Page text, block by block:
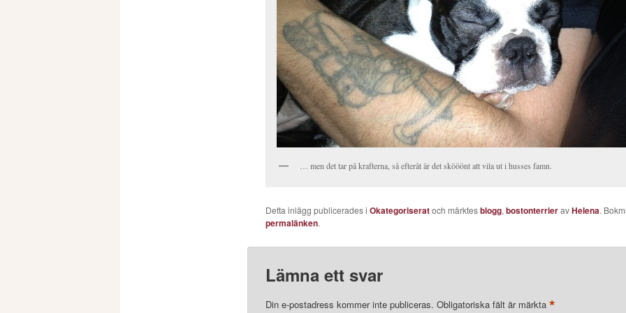
… men det tar på krafterna, så efteråt är det skööönt att vila ut i husses famn.
Detta inlägg publicerades i Okategoriseratoch märktesblogg, bostonterrieravHelena.
permalänken.
Lämna ett svar
Din e-postadress kommer inte publiceras. Obligatoriska fält är märkta *